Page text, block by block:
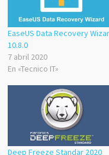
EaseUS Data Recovery
10.8.0
7 abril 2020
En «Tecnico IT»
Deep Freeze Standar 2020